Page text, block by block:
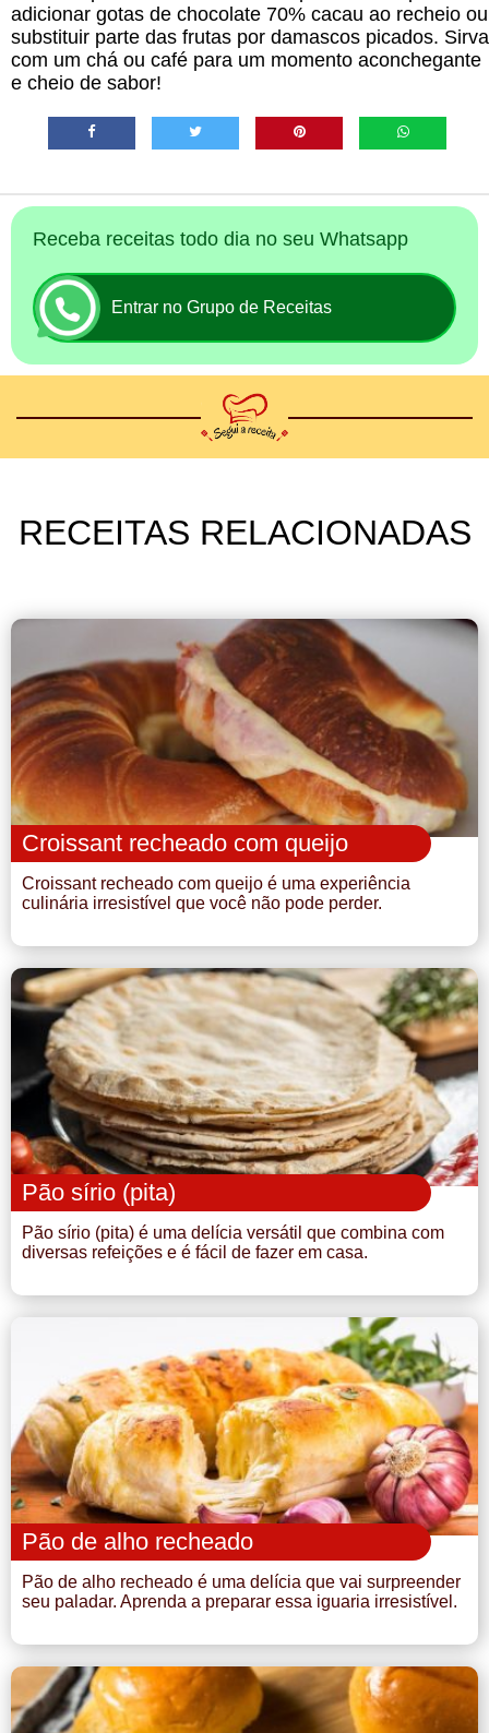
adicionar gotas de chocolate 70% cacau ao recheio ou
substituir parte das frutas por damascos picados. Sirva
com um chá ou café para um momento aconchegante
e cheio de sabor!
Receba receitas todo dia no seu Whatsapp
Entrar no Grupo de Receitas
RECEITAS RELACIONADAS
Croissant recheado com queijo
Croissant recheado com queijo é uma experiência
culinária irresistível que você não pode perder.
Pão sírio (pita)
Pão sírio (pita) é uma delícia versátil que combina com
diversas refeições e é fácil de fazer em casa.
Pão de alho recheado
Pão de alho recheado é uma delícia que vai surpreender
seu paladar. Aprenda a preparar essa iguaria irresistível.